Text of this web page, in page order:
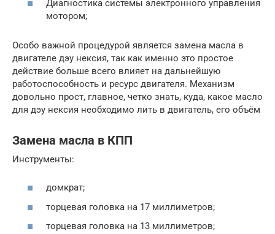
Диагностика системы электронного управления
мотором;
Особо важной процедурой является замена масла в
двигателе дэу нексия, так как именно это простое
действие больше всего влияет на дальнейшую
работоспособность и ресурс двигателя. Механизм
довольно прост, главное, четко знать, куда, какое масло
для дэу нексия необходимо лить в двигатель, его объём
Замена масла в КПП
Инструменты:
домкрат;
торцевая головка на 17 миллиметров;
торцевая головка на 13 миллиметров;